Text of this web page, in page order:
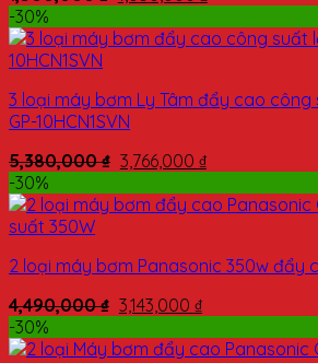
-30%
3 loại máy bơm Ly Tâm đẩy cao công
GP-10HCN1SVN
5,380,000₫ 3,766,000 ₫
-30%
2 loại máy bơm Panasonic 350w đẩy
4,490,000₫ 3,143,000 ₫
-30%